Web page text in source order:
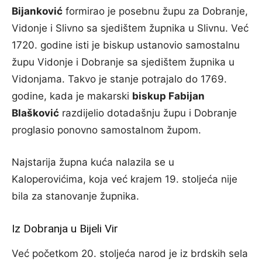
Bijanković formirao je posebnu župu za Dobranje,
Vidonje i Slivno sa sjedištem župnika u Slivnu. Već
1720. godine isti je biskup ustanovio samostalnu
župu Vidonje i Dobranje sa sjedištem župnika u
Vidonjama. Takvo je stanje potrajalo do 1769.
godine, kada je makarski biskup Fabijan
Blašković razdijelio dotadašnju župu i Dobranje
proglasio ponovno samostalnom župom.
Najstarija župna kuća nalazila se u
Kaloperovićima, koja već krajem 19. stoljeća nije
bila za stanovanje župnika.
Iz Dobranja u Bijeli Vir
Već početkom 20. stoljeća narod je iz brdskih sela